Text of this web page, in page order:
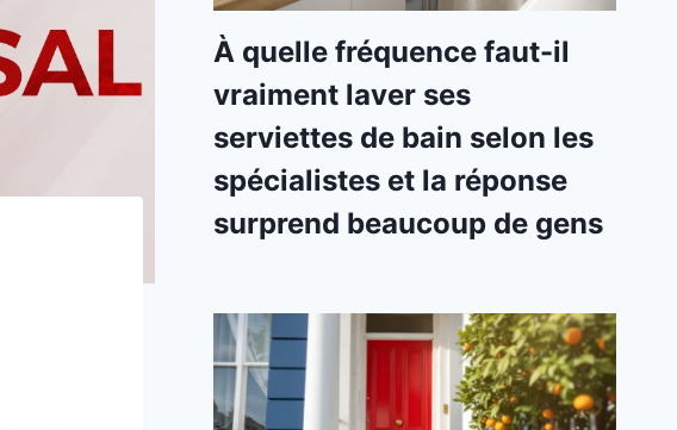
À quelle fréquence faut-il
vraiment laver ses
serviettes de bain selon les
spécialistes et la réponse
surprend beaucoup de gens